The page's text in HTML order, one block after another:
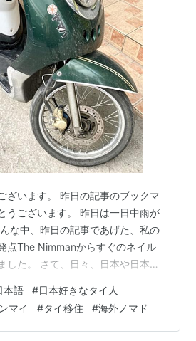
ざいます。 昨日の記事のブックマ
うございます。 昨日は一日中雨が
な中、昨日の記事であげた、私の
点The Nimmanからすぐのネイル
した。 さて、日々、日本や日本語
チェンマイで見かける日本語【さ
す。 アリ ニマンへミンにあるカフ
です。 店名は大きく書かれている
本語 #日本好きなタイ人
マイ #タイ移住 #海外ノマド